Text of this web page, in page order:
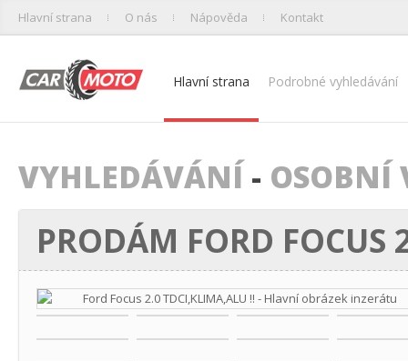
Hlavní strana O nás Nápověda Kontakt
Hlavní strana Podrobné vyhledávání
VYHLEDÁVÁNÍ - OSOBNÍ
PRODÁM FORD